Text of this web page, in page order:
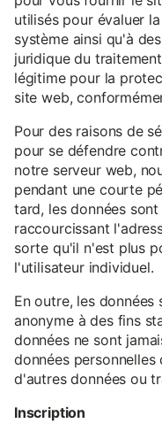
utilisés pour évaluer
système ainsi qu'à
juridique du
légitime pour la
site web,
Pour des raisons de
pour se défendre
notre serveur web,
pendant une courte
tard, les données
raccourcissant
sorte qu'il n'est plus
l'utilisateur individuel.
En outre, les
anonyme à des fins
données ne sont
données
d'autres données ou
Inscription